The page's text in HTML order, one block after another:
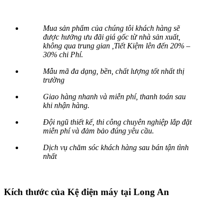
Mua sản phẩm của chúng tôi khách hàng sẽ
được hưởng ưu đãi giá gốc từ nhà sản xuất,
không qua trung gian ,Tiết Kiệm lên đến 20% –
30% chi Phí.
Mẫu mã đa dạng, bền, chất lượng tốt nhất thị
trường
Giao hàng nhanh và miễn phí, thanh toán sau
khi nhận hàng.
Đội ngũ thiết kế, thi công chuyên nghiệp lắp đặt
miễn phí và đảm bảo đúng yêu cầu.
Dịch vụ chăm sóc khách hàng sau bán tận tình
nhất
Kích thước của Kệ điện máy tại Long An